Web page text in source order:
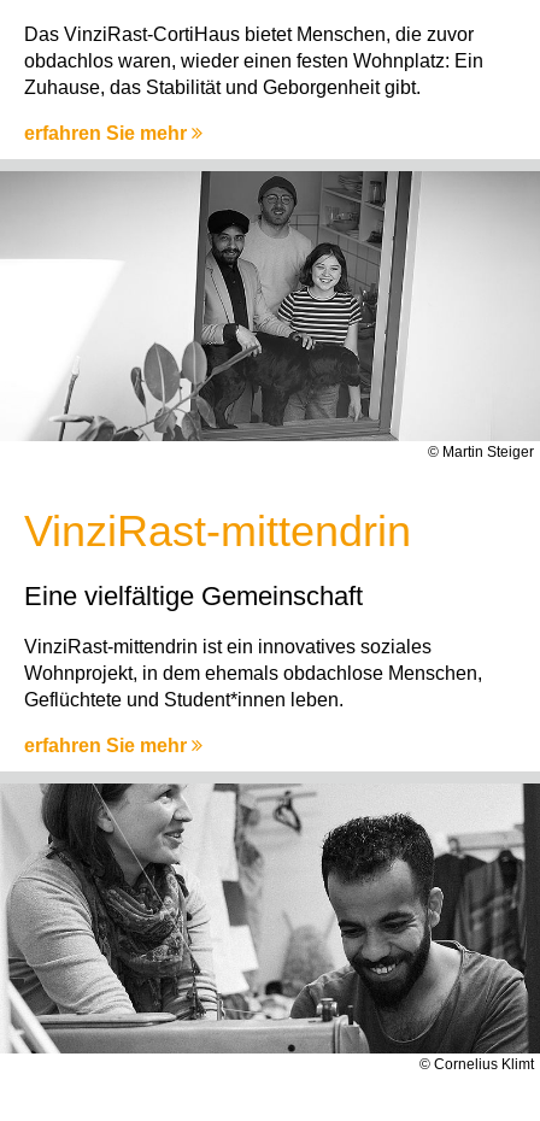
Das VinziRast-CortiHaus bietet Menschen, die zuvor
obdachlos waren, wieder einen festen Wohnplatz: Ein
Zuhause, das Stabilität und Geborgenheit gibt.
erfahren Sie mehr
© Martin Steiger
VinziRast-mittendrin
Eine vielfältige Gemeinschaft
VinziRast-mittendrin ist ein innovatives soziales
Wohnprojekt, in dem ehemals obdachlose Menschen,
Geflüchtete und Student*innen leben.
erfahren Sie mehr
© Cornelius Klimt